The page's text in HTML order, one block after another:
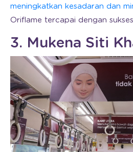
meningkatkan kesadaran dan
Oriflame tercapai dengan
3. Mukena Siti